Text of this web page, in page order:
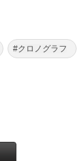
#クロノグラフ